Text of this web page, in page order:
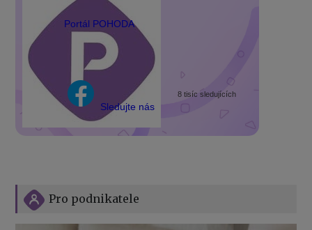
Portál POHODA
Sledujte nás
8 tisíc sledujících
Pro podnikatele